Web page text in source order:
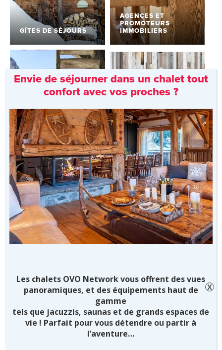
GÎTES DE SÉJOURS
AGENCES ET
PROMOTEURS
IMMOBILIERS
LES RÉSIDENCES DE
TOURISME
VILLAGES DE
VACANCES
DE VACANCES
DE LOISIRS
Envie de séjourner dans un chalet tout
confort avec vos proches ?
Les chalets OVO Network vous offrent des vues
panoramiques, et des équipements haut de
gamme
tels que jacuzzis, saunas et de grands espaces de
vie ! Parfait pour vous détendre ou partir à
l’aventure…
X